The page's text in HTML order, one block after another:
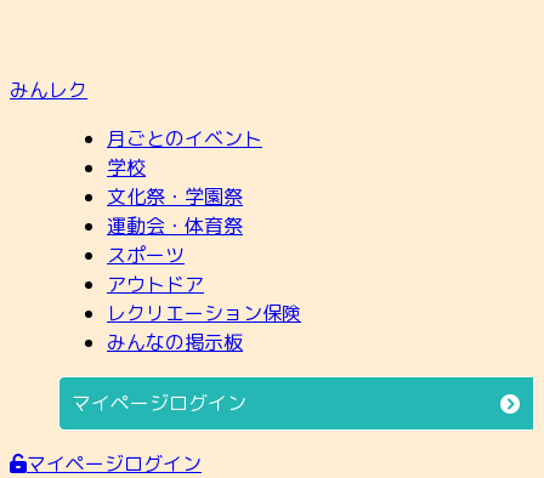
みんレク
月ごとのイベント
学校
文化祭・学園祭
運動会・体育祭
スポーツ
アウトドア
レクリエーション保険
みんなの掲示板
マイページログイン
マイページログイン